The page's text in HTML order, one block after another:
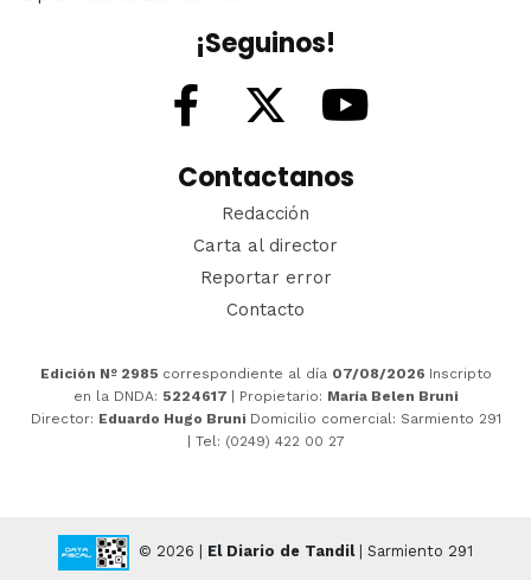
¡Seguinos!
Contactanos
Redacción
Carta al director
Reportar error
Contacto
Edición Nº 2985 correspondiente al día 07/08/2026 Inscripto
en la DNDA: 5224617 | Propietario: María Belen Bruni
Director: Eduardo Hugo Bruni Domicilio comercial: Sarmiento 291
| Tel: (0249) 422 00 27
© 2026 | El Diario de Tandil| Sarmiento 291